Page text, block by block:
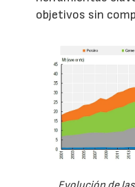
objetivos sin